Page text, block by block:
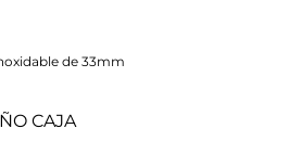
de 33mm
CAJA